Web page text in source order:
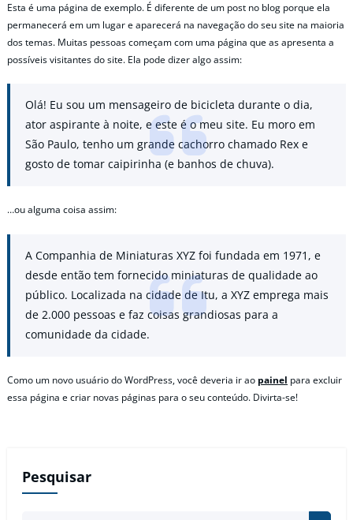
Esta é uma página de exemplo. É diferente de um post no blog porque ela
permanecerá em um lugar e aparecerá na navegação do seu site na maioria
dos temas. Muitas pessoas começam com uma página que as apresenta a
possíveis visitantes do site. Ela pode dizer algo assim:
Olá! Eu sou um mensageiro de bicicleta durante o dia,
ator aspirante à noite, e este é o meu site. Eu moro em
São Paulo, tenho um grande cachorro chamado Rex e
gosto de tomar caipirinha (e banhos de chuva).
…ou alguma coisa assim:
A Companhia de Miniaturas XYZ foi fundada em 1971, e
desde então tem fornecido miniaturas de qualidade ao
público. Localizada na cidade de Itu, a XYZ emprega mais
de 2.000 pessoas e faz coisas grandiosas para a
comunidade da cidade.
Como um novo usuário do WordPress, você deveria ir ao painel para excluir
essa página e criar novas páginas para o seu conteúdo. Divirta-se!
Pesquisar